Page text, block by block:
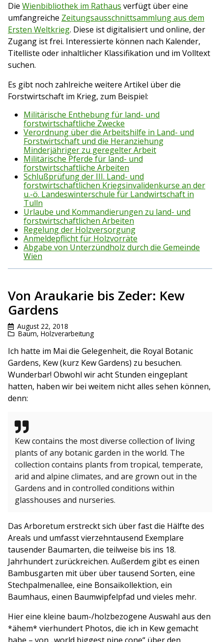
Die Wienbibliothek im Rathaus verfügt über eine
umfangreiche Zeitungsausschnittsammlung aus dem
Ersten Weltkrieg. Diese ist digitalisiert und online, der
Zugang ist frei. Interessierte können nach Kalender,
Titelliste oder inhaltlicher Klassifikation und im Volltext
suchen.
Es gibt noch zahlreiche weitere Artikel über die
Forstwirtschaft im Krieg, zum Beispiel:
Militärische Enthebung für land- und
forstwirtschaftliche Zwecke
Verordnung über die Arbeitshilfe in Land- und
Forstwirtschaft und die Heranziehung
Minderjähriger zu geregelter Arbeit
Militärische Pferde für land- und
forstwirtschaftliche Arbeiten
Schlußprüfung der III. Land- und
forstwirtschaftlichen Kriegsinvalidenkurse an der
u.-ö. Landeswinterschule für Landwirtschaft in
Tulln
Urlaube und Kommandierungen zu land- und
forstwirtschaftlichen Arbeiten
Regelung der Holzversorgung
Anmeldepflicht für Holzvorräte
Abgabe von Unterzündholz durch die Gemeinde
Wien
Von Araukarie bis Zeder: Kew
Gardens
August 22, 2018
Baum, Holzverarbeitung
Ich hatte im Mai die Gelegenheit, die Royal Botanic
Gardens, Kew (kurz Kew Gardens) zu besuchen.
Wunderbar! Obwohl wir acht Stunden eingeplant
hatten, haben wir bei weitem nicht alles sehen können,
denn:
Kew contains the most diverse collection of living
plants of any botanic garden in the world. The
collection contains plants from tropical, temperate,
arid and alpine climates, and are grown out in the
Gardens and in controlled conditions within
glasshouses and nurseries.
Das Arboretum erstreckt sich über fast die Hälfte des
Areals und umfasst vierzehntausend Exemplare
tausender Baumarten, die teilweise bis ins 18.
Jahrhundert zurückreichen. Außerdem gibt es einen
Bambusgarten mit über über tausend Sorten, eine
Stechpalmenallee, eine Bonsaikollektion, ein
Baumhaus, einen Baumwipfelpfad und vieles mehr.
Hier eine kleine baum-/holzbezogene Auswahl aus den
*ähem* vierhundert Photos, die ich in Kew gemacht